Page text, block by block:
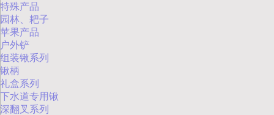
特殊产品
园林、耙子
苹果产品
户外铲
组装锹系列
锹柄
礼盒系列
下水道专用锹
深翻叉系列